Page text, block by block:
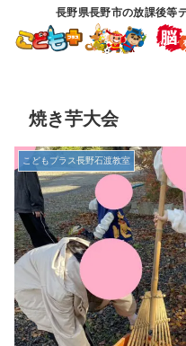
長野県長野市の放課後等
焼き芋大会
こどもプラス長野石渡教室